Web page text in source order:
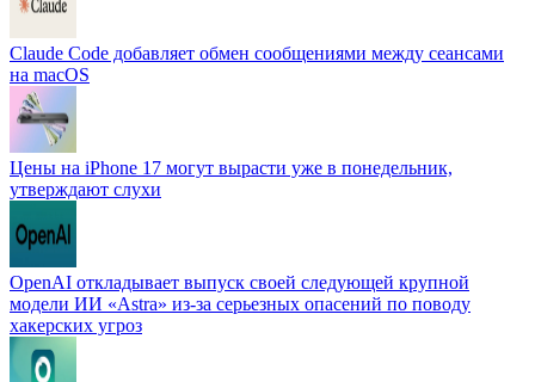
Claude Code добавляет обмен сообщениями между сеансами
на macOS
Цены на iPhone 17 могут вырасти уже в понедельник,
утверждают слухи
OpenAI откладывает выпуск своей следующей крупной
модели ИИ «Astra» из-за серьезных опасений по поводу
хакерских угроз